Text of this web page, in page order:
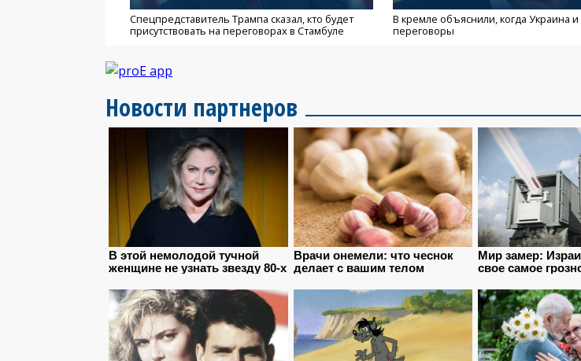
Спецпредставитель Трампа сказал, кто будет
присутствовать на переговорах в Стамбуле
В кремле объяснили, когда Украина
переговоры
Новости партнеров